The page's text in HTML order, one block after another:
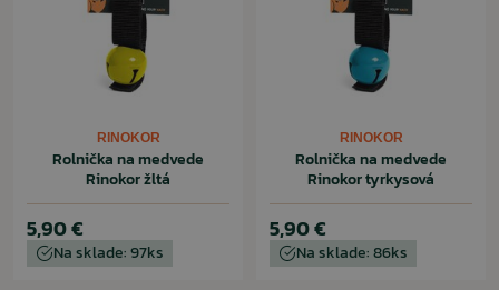
RINOKOR
Rolnička na medvede
Rinokor žltá
5,90 €
Na sklade: 97ks
RINOKOR
Rolnička na medvede
Rinokor tyrkysová
5,90 €
Na sklade: 86ks